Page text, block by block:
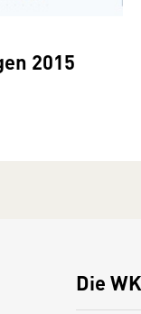
2015
Die